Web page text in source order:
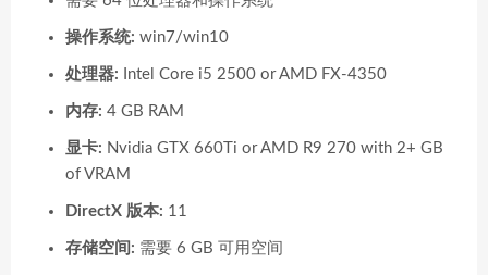
操作系统: win7/win10
处理器: Intel Core i5 2500 or AMD FX-4350
内存: 4 GB RAM
显卡: Nvidia GTX 660Ti or AMD R9 270 with 2+ GB
of VRAM
DirectX 版本: 11
存储空间: 需要 6 GB 可用空间